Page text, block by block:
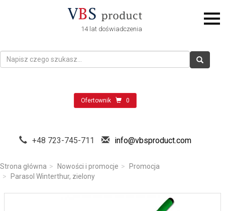
14 lat doświadczenia
Ofertownik 0
+48 723-745-711 info@vbsproduct.com
Strona główna Nowości i promocje
Promocja
Parasol Winterthur, zielony